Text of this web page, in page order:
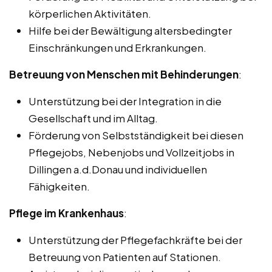
körperlichen Aktivitäten.
Hilfe bei der Bewältigung altersbedingter
Einschränkungen und Erkrankungen.
Betreuung von Menschen mit Behinderungen:
Unterstützung bei der Integration in die
Gesellschaft und im Alltag.
Förderung von Selbstständigkeit bei diesen
Pflegejobs, Nebenjobs und Vollzeitjobs in
Dillingen a.d.Donau und individuellen
Fähigkeiten.
Pflege im Krankenhaus:
Unterstützung der Pflegefachkräfte bei der
Betreuung von Patienten auf Stationen.